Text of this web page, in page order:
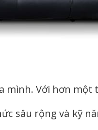
mình. Với hơn
sâu rộng và kỹ